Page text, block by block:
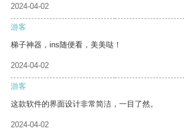
2024-04-02
游客
梯子神器，ins随便看，美美哒！
2024-04-02
游客
这款软件的界面设计非常简洁，一目了然。
2024-04-02